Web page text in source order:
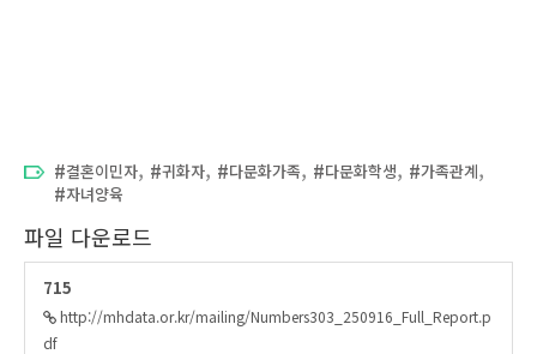
결혼이민자, 귀화자, 다문화가족, 다문화학생, 가족관계,
자녀양육
파일 다운로드
715
http://mhdata.or.kr/mailing/Numbers303_250916_Full_Report.p
df